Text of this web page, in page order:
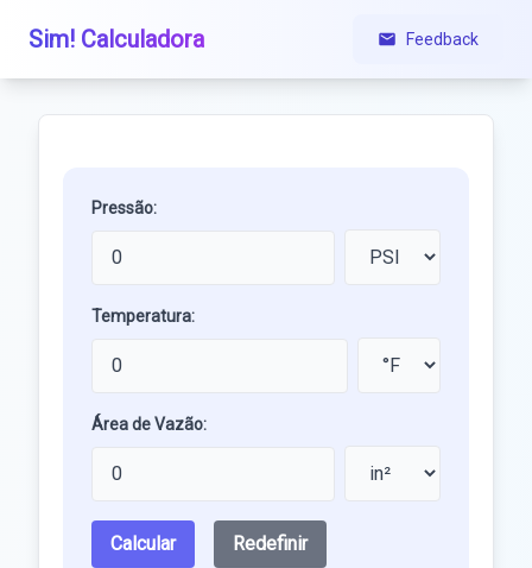
Sim! Calculadora Feedback
Pressão:
Temperatura:
Área de Vazão:
Calcular Redefinir